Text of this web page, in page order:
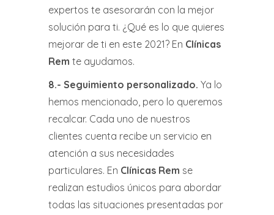
expertos te asesorarán con la mejor
solución para ti. ¿Qué es lo que quieres
mejorar de ti en este 2021? En Clínicas
Rem te ayudamos.
8.- Seguimiento personalizado. Ya lo
hemos mencionado, pero lo queremos
recalcar. Cada uno de nuestros
clientes cuenta recibe un servicio en
atención a sus necesidades
particulares. En Clínicas Rem se
realizan estudios únicos para abordar
todas las situaciones presentadas por